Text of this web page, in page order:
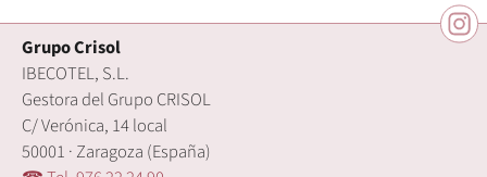
Grupo Crisol
IBECOTEL, S.L.
Gestora del Grupo CRISOL
C/ Verónica, 14 local
50001 · Zaragoza (España)